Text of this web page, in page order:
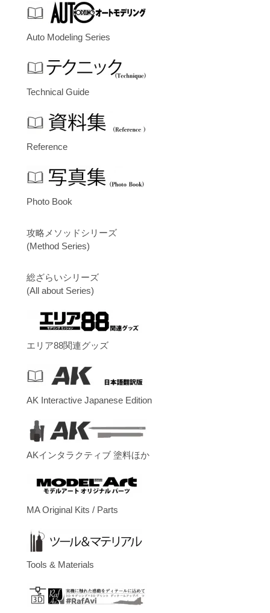
Auto Modeling Series
Technical Guide
Reference
Photo Book
攻略メソッドシリーズ
(Method Series)
総ざらいシリーズ
(All about Series)
エリア88関連グッズ
AK Interactive Japanese Edition
AKインタラクティブ 塗料ほか
MA Original Kits / Parts
Tools & Materials